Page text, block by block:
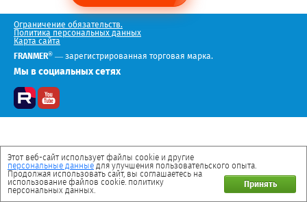
Ограничение обязательств.
Политика персональных данных
Карта сайта
FRANMER® — зарегистрированная торговая марка.
Мы в социальных сетях
Этот веб-сайт использует файлы cookie и другие
персональные данные для улучшения пользовательского опыта.
Принять
Продолжая использовать сайт, вы соглашаетесь на
использование файлов cookie. политику
персональных данных.